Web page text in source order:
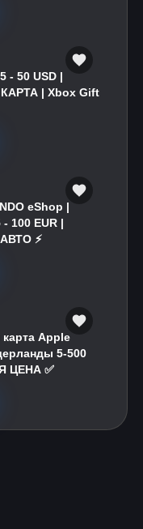
- 50 USD |
| Xbox Gift
eShop |
100 EUR |
⚡
Apple
5-500
ЦЕНА ✅